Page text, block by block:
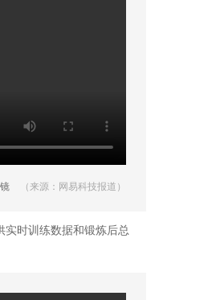
（来源：网易科技报道）
实时训练数据和锻炼后总